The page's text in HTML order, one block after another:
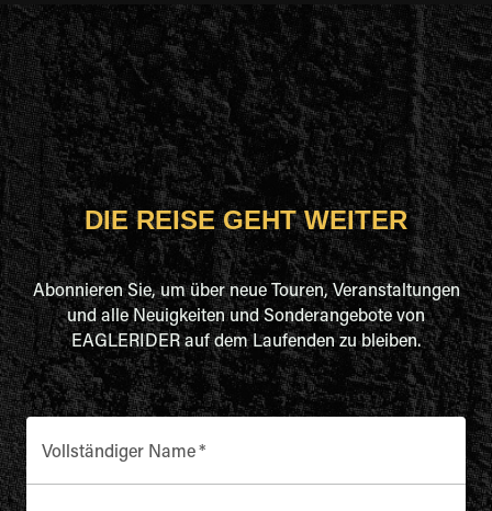
DIE REISE GEHT WEITER
Abonnieren Sie, um über neue Touren, Veranstaltungen
und alle Neuigkeiten und Sonderangebote von
EAGLERIDER auf dem Laufenden zu bleiben.
Vollständiger Name*